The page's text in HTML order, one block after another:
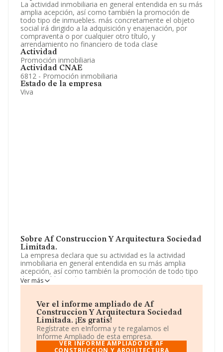
La actividad inmobiliaria en general entendida en su más
amplia acepción, así como también la promoción de
todo tipo de inmuebles. más concretamente el objeto
social irá dirigido a la adquisición y enajenación, por
compraventa o por cualquier otro título, y
arrendamiento no financiero de toda clase
Actividad
Promoción inmobiliaria
Actividad CNAE
6812 - Promoción inmobiliaria
Estado de la empresa
Viva
Sobre Af Construccion Y Arquitectura Sociedad
Limitada.
La empresa declara que su actividad es la actividad
inmobiliaria en general entendida en su más amplia
acepción, así como también la promoción de todo tipo
de inmuebles. más concretamente el objeto social irá
dirigido a la adquisición y enajenación, por compraventa
financiero de toda clase. La empresa está registrada
como Sociedad Limitada. Su actividad CNAE es
'%cnae%' con código 6812. No realiza actividad de
importación y/o exportación.
Dentro del ranking de empresas elaborado por
Ver más
Ver el informe ampliado de Af
Construccion Y Arquitectura Sociedad
Limitada. ¡Es gratis!
Regístrate en eInforma y te regalamos el
Informe Ampliado de esta empresa.
VER INFORME AMPLIADO DE AF
CONSTRUCCION Y ARQUITECTURA